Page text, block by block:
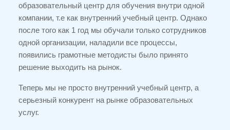
образовательный центр для обучения внутри одной
компании, т.е как внутренний учебный центр. Однако
после того как 1 год мы обучали только сотрудников
одной организации, наладили все процессы,
появились грамотные методисты было принято
решение выходить на рынок.
Теперь мы не просто внутренний учебный центр, а
серьезный конкурент на рынке образовательных
услуг.